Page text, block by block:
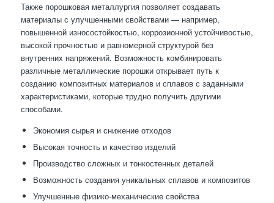
Также порошковая металлургия позволяет создавать
материалы с улучшенными свойствами — например,
повышенной износостойкостью, коррозионной устойчивостью,
высокой прочностью и равномерной структурой без
внутренних напряжений. Возможность комбинировать
различные металлические порошки открывает путь к
созданию композитных материалов и сплавов с заданными
характеристиками, которые трудно получить другими
способами.
Экономия сырья и снижение отходов
Высокая точность и качество изделий
Производство сложных и тонкостенных деталей
Возможность создания уникальных сплавов и композитов
Улучшенные физико-механические свойства